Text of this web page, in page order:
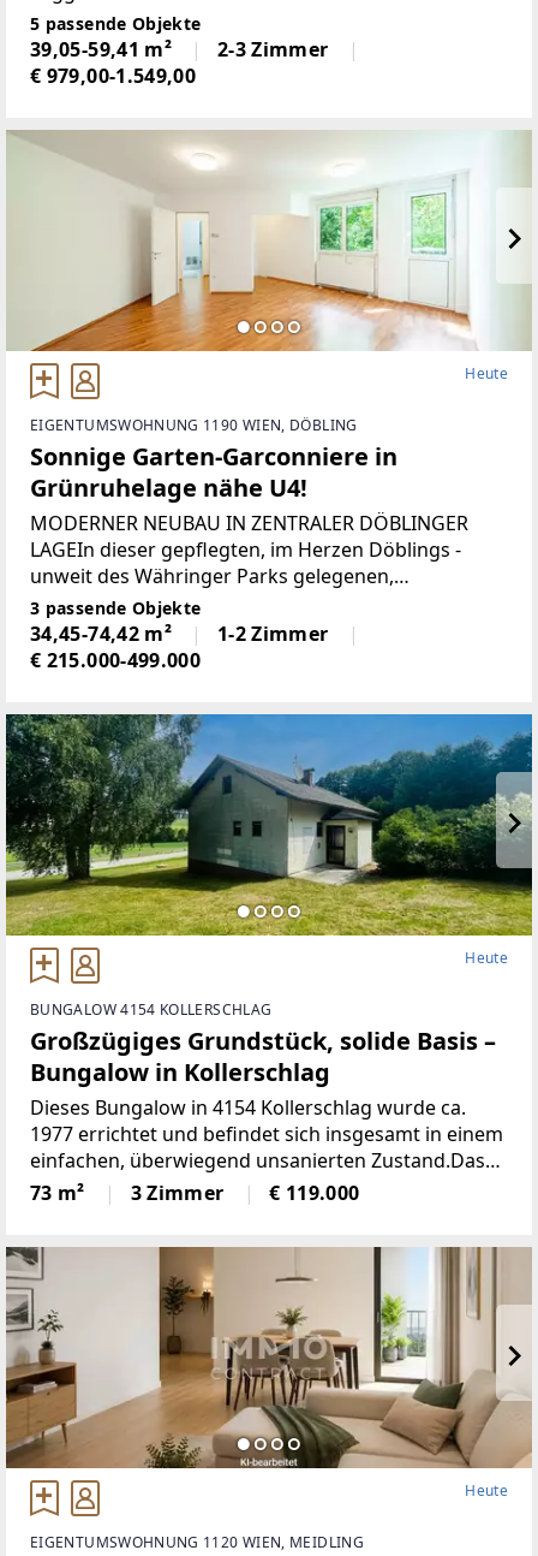
Eichenparkettböden * Stützkühlung (in den
Regelgeschossen) und thermische
Bauteilaktivierung (im Dachgeschoss)
5 passende Objekte
39,05-59,41 m²
2-3 Zimmer
€ 979,00-1.549,00
Heute
EIGENTUMSWOHNUNG 1190 WIEN, DÖBLING
Sonnige Garten-Garconniere in
Grünruhelage nähe U4!
MODERNER NEUBAU IN ZENTRALER DÖBLINGER
LAGEIn dieser gepflegten, im Herzen Döblings -
unweit des Währinger Parks gelegenen,
Neubauliegenschaft gelangen mehrere,
sofortbeziehbare Eigentumswohnungen zum
Verkauf.Ansprechende urbane Stadtarchitektur
3 passende Objekte
34,45-74,42 m²
1-2 Zimmer
€ 215.000-499.000
Heute
BUNGALOW 4154 KOLLERSCHLAG
Großzügiges Grundstück, solide Basis –
Bungalow in Kollerschlag
Dieses Bungalow in 4154 Kollerschlag wurde ca.
1977 errichtet und befindet sich insgesamt in einem
einfachen, überwiegend unsanierten Zustand.Das
Haus ist barrierefrei über einen Windfang
zugänglich, der einen geschützten Eingangsbereich
73 m² 3 Zimmer € 119.000
Heute
EIGENTUMSWOHNUNG 1120 WIEN, MEIDLING